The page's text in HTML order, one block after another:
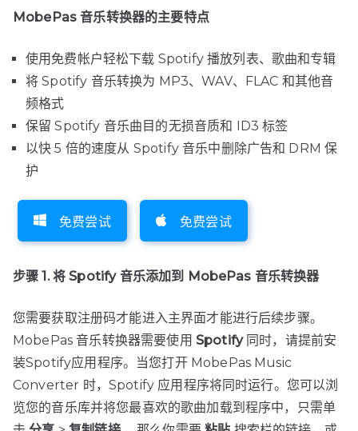
MobePas 音乐转换器的主要特点
使用免费帐户轻松下载 Spotify 播放列表、歌曲和专辑
将 Spotify 音乐转换为 MP3、WAV、FLAC 和其他音
频格式
保留 Spotify 音乐曲目的无损音质和 ID3 标签
以快 5 倍的速度从 Spotify 音乐中删除广告和 DRM 保
护
免费尝试 免费尝试
步骤 1. 将 Spotify 音乐添加到 MobePas 音乐转换器
您需要获取注册码才能进入主界面才能进行后续步骤。
MobePas 音乐转换器需要使用 Spotify同时，请提前安
装Spotify应用程序。当您打开 MobePas Music
Converter 时，Spotify 应用程序将同时运行。您可以浏
览您的音乐库并将您最喜欢的歌曲加载到程序中，只需单